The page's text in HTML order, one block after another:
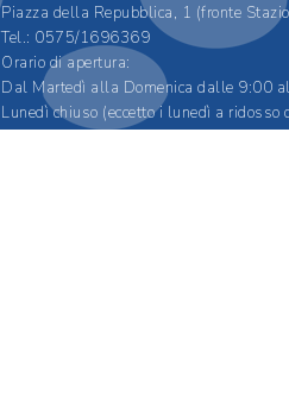
Piazza della Repubblica, 1 (fronte
Tel.: 0575/1696369
Orario di apertura:
Dal Martedì alla Domenica dalle 9:00
Lunedì chiuso (eccetto i lunedì a ridosso